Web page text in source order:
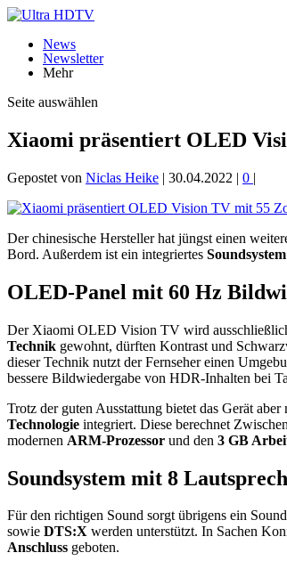
News
Newsletter
Mehr
Seite auswählen
Xiaomi präsentiert OLED
Gepostet von Niclas Heike | 30.04.2022 | 0 |
Der chinesische Hersteller hat jüngst einen
Bord. Außerdem ist ein integriertes Soundsystem
OLED-Panel mit 60 Hz
Der Xiaomi OLED Vision TV wird
Technik gewohnt, dürften Kontrast und
dieser Technik nutzt der Fernseher einen
bessere Bildwiedergabe von HDR-Inhalten bei
Trotz der guten Ausstattung bietet das Gerät
Technologie integriert. Diese berechnet
modernen ARM-Prozessor und den 3 GB
Soundsystem mit 8
Für den richtigen Sound sorgt übrigens ein
sowie DTS:X werden unterstützt. In Sachen
Anschluss geboten.